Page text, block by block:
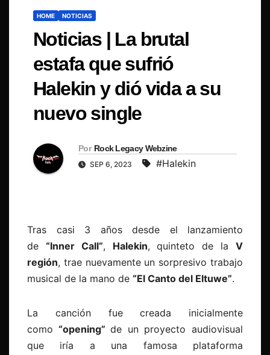
HOME NOTICIAS
Noticias | La brutal
estafa que sufrió
Halekin y dió vida a su
nuevo single
Por Rock Legacy Webzine
SEP 6, 2023 #Halekin
Tras casi 3 años desde el lanzamiento
de “Inner Call”, Halekin, quinteto de laV
región, trae nuevamente un sorpresivo trabajo
musical de la mano de “El Canto del Eltuwe”.
La canción fue creada inicialmente
como “opening”de un proyecto audiovisual
que iría a una famosa plataforma